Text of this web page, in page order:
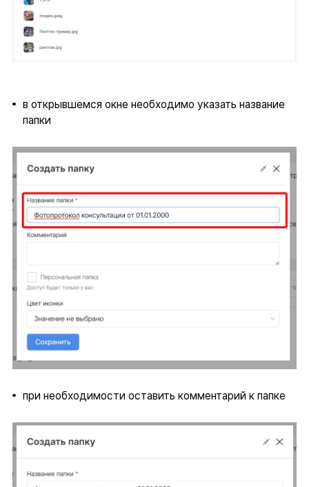
в открывшемся окне необходимо указать название
папки
при необходимости оставить комментарий к папке